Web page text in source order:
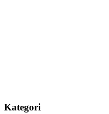
Kategori